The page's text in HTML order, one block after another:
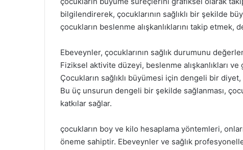
bilgilendirerek, çocuklarının sağlıklı bir şekilde
çocukların beslenme alışkanlıklarını takip etmek,
Ebeveynler, çocuklarının sağlık durumunu
Fiziksel aktivite düzeyi, beslenme alışkanlıkları
Çocukların sağlıklı büyümesi için dengeli bir
Bu üç unsurun dengeli bir şekilde sağlanması,
katkılar sağlar.
çocukların boy ve kilo hesaplama yöntemleri,
öneme sahiptir. Ebeveynler ve sağlık